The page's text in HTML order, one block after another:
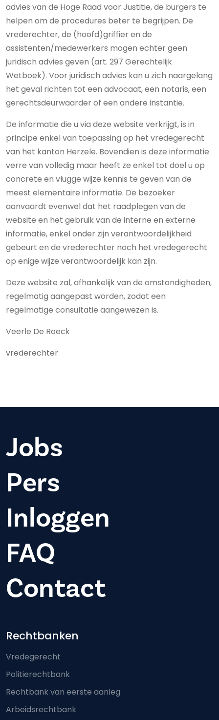
advies van de Hoge Raad voor Justitie, de burgers te
helpen om de procedures beter te begrijpen. De
vrederechter, de (hoofd)griffier en de
assistenten/medewerkers mogen echter geen
juridisch advies geven (art. 297 Gerechtelijk
Wetboek). Voor juridisch advies kan u zich naargelang
het geval richten tot een advocaat, een notaris, een
gerechtsdeurwaarder of een andere instantie.
De informatie die u via deze website verkrijgt, is in
principe enkel van toepassing op het vredegerecht
van het kanton Herzele. Bovendien is deze informatie
verre van volledig maar heeft ze enkel tot doel u op
concrete en vlugge wijze kennis te geven van de
meest elementaire informatie. De bezoeker
aanvaardt evenwel dat het raadplegen van de
website en het gebruik van de interne en externe
informatie, enkel onder zijn verantwoordelijkheid
gebeurt en de vrederechter noch het vredegerecht
op enige wijze verantwoordelijk kan zijn.
Deze website zal, afhankelijk van de omstandigheden,
regelmatig aangepast worden, zodat een
regelmatige consultatie aangewezen is.
Veerle De Roeck
vrederechter
Jobs
Pers
Inloggen
FAQ
Contact
Footer-menu
Rechtbanken
Vredegerecht
Politierechtbank
Rechtbank van eerste aanleg
Arbeidsrechtbank